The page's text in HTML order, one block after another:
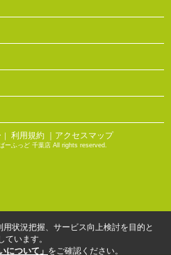
｜ 利用規約 ｜アクセスマップ
ーふっど 千葉店 All rights reserved.
状況把握、サービス向上検討を目的と
います。
について」 をご確認ください。